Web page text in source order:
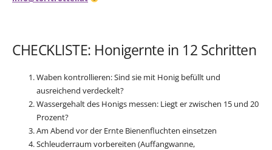
CHECKLISTE: Honigernte in 12 Schritten
Waben kontrollieren: Sind sie mit Honig befüllt und
ausreichend verdeckelt?
Wassergehalt des Honigs messen: Liegt er zwischen 15 und 20
Prozent?
Am Abend vor der Ernte Bienenfluchten einsetzen
Schleuderraum vorbereiten (Auffangwanne,